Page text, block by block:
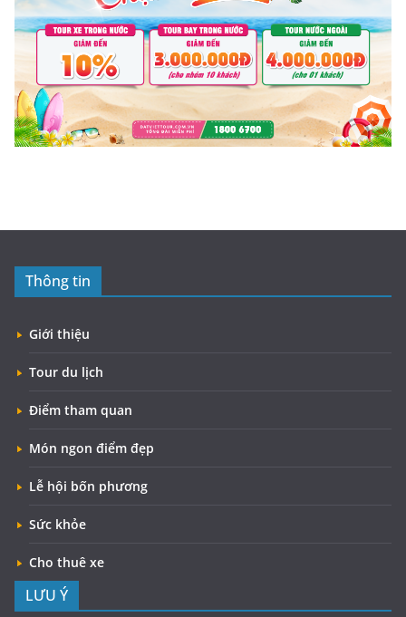
Thông tin
Giới thiệu
Tour du lịch
Điểm tham quan
Món ngon điểm đẹp
Lễ hội bốn phương
Sức khỏe
Cho thuê xe
LƯU Ý